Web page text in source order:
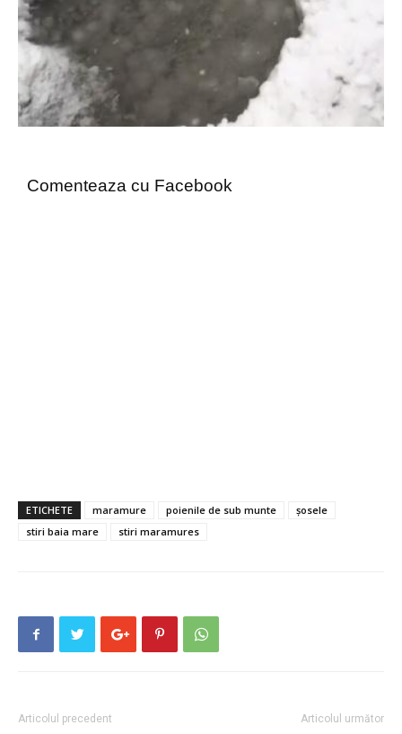
Comenteaza cu Facebook
ETICHETE maramure poienile de sub munte
șosele
stiri baia mare
stiri maramures
Articolul precedent Articolul următor